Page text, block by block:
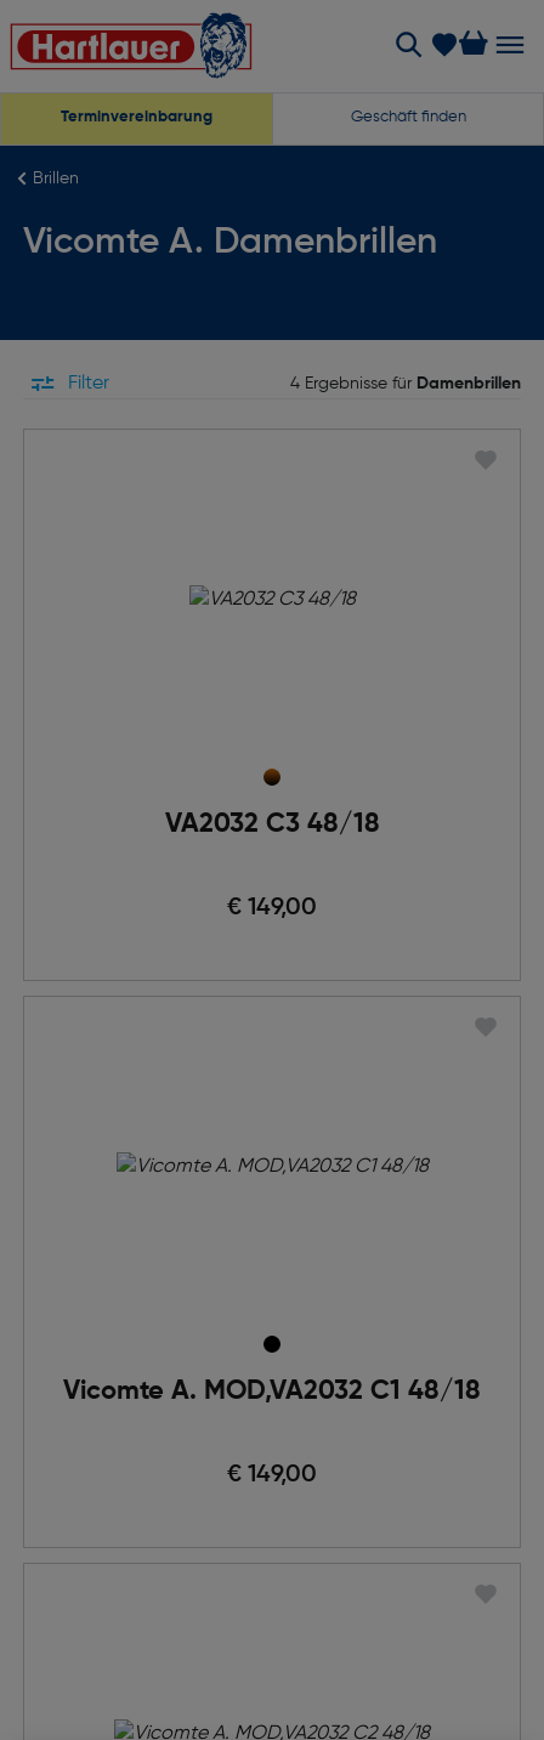
Terminvereinbarung Geschäft finden
Brillen
Vicomte A. Damenbrillen
Filter 4 Ergebnisse für Damenbrillen
VA2032 C3 48/18
€ 149,00
Vicomte A. MOD,VA2032 C1 48/18
€ 149,00